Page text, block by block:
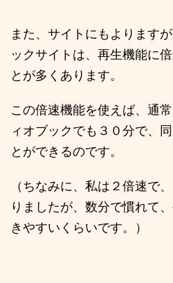
また、サイトにもよります
ックサイトは、再生機能に
とが多くあります。
この倍速機能を使えば、通
ィオブックでも３０分で、
とができるのです。
（ちなみに、私は２倍速で
りましたが、数分で慣れて
きやすいくらいです。）